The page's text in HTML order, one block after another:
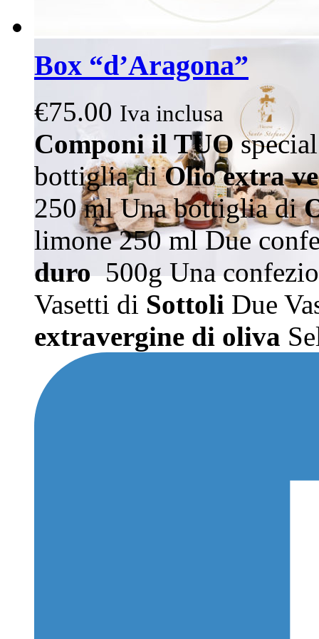
Box “d’Aragona”
€75.00 Iva inclusa
Componi il TUO
bottiglia diOlio extra
250 ml Una bottiglia di
limone 250 ml Due
duro500g Una
Vasetti di Sottoli Due
extravergine di oliva